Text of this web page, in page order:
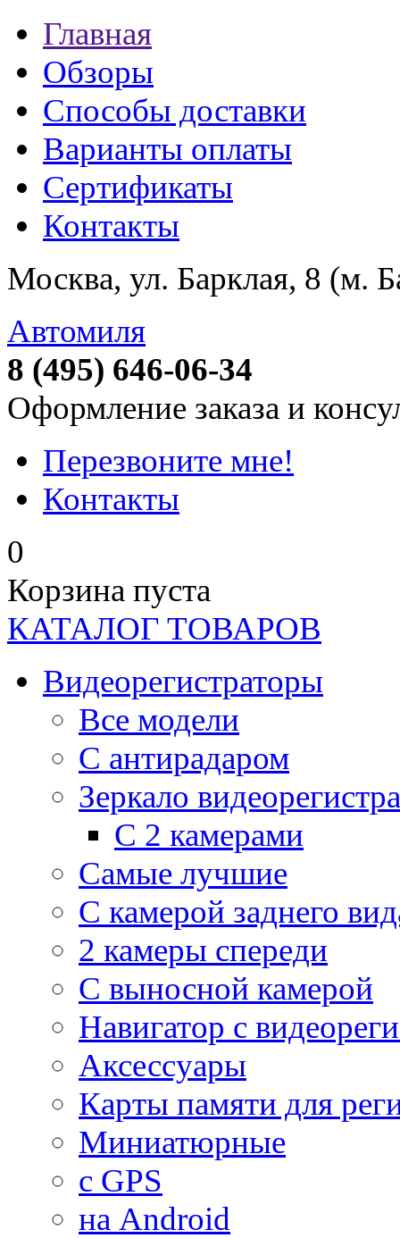
Главная
Обзоры
Способы доставки
Варианты оплаты
Сертификаты
Контакты
Москва, ул. Барклая, 8 (м.
Автомиля
8 (495) 646-06-34
Оформление заказа и
Перезвоните мне!
Контакты
0
Корзина пуста
КАТАЛОГ ТОВАРОВ
Видеорегистраторы
Все модели
C антирадаром
Зеркало
С 2 камерами
Самые лучшие
С камерой заднего
2 камеры спереди
С выносной камерой
Навигатор с
Аксессуары
Карты памяти для
Миниатюрные
с GPS
на Android